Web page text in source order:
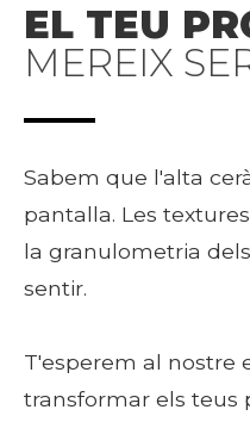
EL TEU
MEREIX
Sabem que l'alta
pantalla. Les
la granulometria
sentir.
T'esperem al nostre
transformar els teus